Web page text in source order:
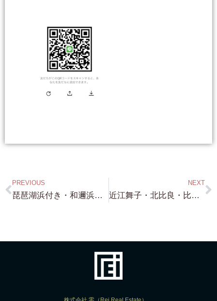
PREVIOUS
琵琶湖浜付き・和邇浜・蓬莱・北比良・近江舞子・北小松と 物件色々ございます！ご予算に合わせて 色々 ご紹介できますよ！
NEXT
近江舞子・北比良・比良・蓬莱・琵琶湖浜付き物件 売り物件！募集中！（笑）とりあえず 眠っている琵琶湖浜付き物件 売りますので 連絡ください！